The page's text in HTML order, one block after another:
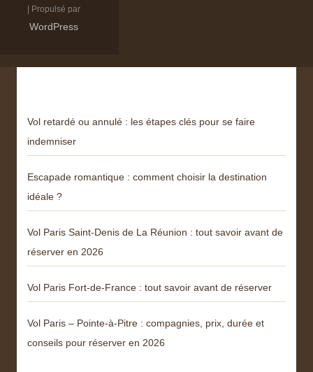
| Propulsé par
WordPress
Vol retardé ou annulé : les étapes clés pour se faire
indemniser
Escapade romantique : comment choisir la destination
idéale ?
Vol Paris Saint-Denis de La Réunion : tout savoir avant de
réserver en 2026
Vol Paris Fort-de-France : tout savoir avant de réserver
Vol Paris – Pointe-à-Pitre : compagnies, prix, durée et
conseils pour réserver en 2026